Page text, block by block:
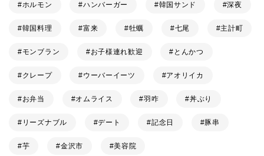
ホルモン ハンバーガー 韓国サンド 深夜
韓国料理 富来 牡蠣 七尾 主計町
モンブラン お子様連れ歓迎 とんかつ
クレープ ウーバーイーツ アオリイカ
お弁当 オムライス 羽咋 丼ぶり
リーズナブル デート 記念日 豚串
芋 金沢市 美容院